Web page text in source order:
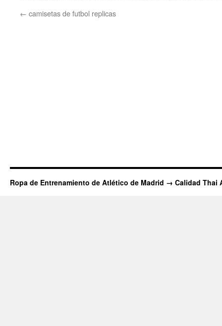
← camisetas de futbol replicas
Ropa de Entrenamiento de Atlético de Madrid → Calidad Thai